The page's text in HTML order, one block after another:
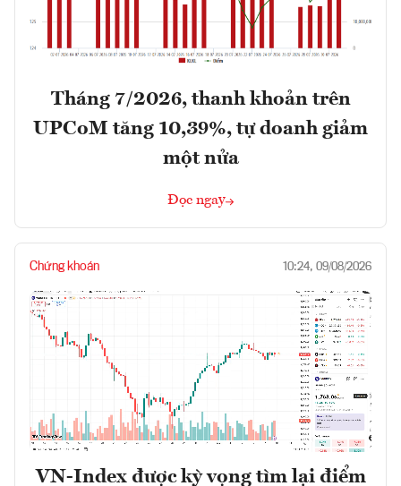
Tháng 7/2026, thanh khoản trên
UPCoM tăng 10,39%, tự doanh giảm
một nửa
Đọc ngay
Chứng khoán 10:24, 09/08/2026
VN-Index được kỳ vọng tìm lại điểm